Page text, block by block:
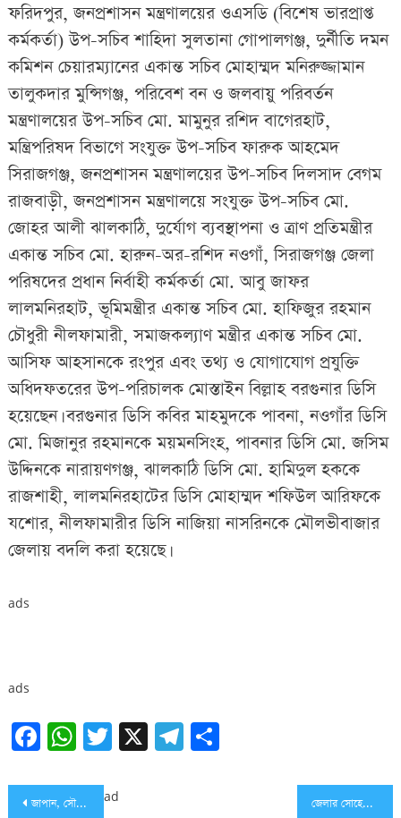
ফরিদপুর, জনপ্রশাসন মন্ত্রণালয়ের ওএসডি (বিশেষ ভারপ্রাপ্ত
কর্মকর্তা) উপ-সচিব শাহিদা সুলতানা গোপালগঞ্জ, দুর্নীতি দমন
কমিশন চেয়ারম্যানের একান্ত সচিব মোহাম্মদ মনিরুজ্জামান
তালুকদার মুন্সিগঞ্জ, পরিবেশ বন ও জলবায়ু পরিবর্তন
মন্ত্রণালয়ের উপ-সচিব মো. মামুনুর রশিদ বাগেরহাট,
মন্ত্রিপরিষদ বিভাগে সংযুক্ত উপ-সচিব ফারুক আহমেদ
সিরাজগঞ্জ, জনপ্রশাসন মন্ত্রণালয়ের উপ-সচিব দিলসাদ বেগম
রাজবাড়ী, জনপ্রশাসন মন্ত্রণালয়ে সংযুক্ত উপ-সচিব মো.
জোহর আলী ঝালকাঠি, দুর্যোগ ব্যবস্থাপনা ও ত্রাণ প্রতিমন্ত্রীর
একান্ত সচিব মো. হারুন-অর-রশিদ নওগাঁ, সিরাজগঞ্জ জেলা
পরিষদের প্রধান নির্বাহী কর্মকর্তা মো. আবু জাফর
লালমনিরহাট, ভূমিমন্ত্রীর একান্ত সচিব মো. হাফিজুর রহমান
চৌধুরী নীলফামারী, সমাজকল্যাণ মন্ত্রীর একান্ত সচিব মো.
আসিফ আহসানকে রংপুর এবং তথ্য ও যোগাযোগ প্রযুক্তি
অধিদফতরের উপ-পরিচালক মোস্তাইন বিল্লাহ বরগুনার ডিসি
হয়েছেন। বরগুনার ডিসি কবির মাহমুদকে পাবনা, নওগাঁর ডিসি
মো. মিজানুর রহমানকে ময়মনসিংহ, পাবনার ডিসি মো. জসিম
উদ্দিনকে নারায়ণগঞ্জ, ঝালকাঠি ডিসি মো. হামিদুল হককে
রাজশাহী, লালমনিরহাটের ডিসি মোহাম্মদ শফিউল আরিফকে
যশোর, নীলফামারীর ডিসি নাজিয়া নাসরিনকে মৌলভীবাজার
জেলায় বদলি করা হয়েছে।
ads
ads
Facebook
WhatsApp
Twitter
X Telegram
Share
Post
জাপান, সৌদি আরব ও ফিনল্যান্ডে ১২ দিনের সফর শেষে দেশে ফিরেছেন প্রধানমন্ত্রী শেখ হাসিনা। জেলার সোহেল রানার ২৬টি ব্যাংক হিসাব জব্দ করেছে দুদক, জমা আছে ১৫ কোটি টাকা
ad